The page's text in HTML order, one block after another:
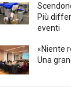
Più
eventi
«Niente
Una